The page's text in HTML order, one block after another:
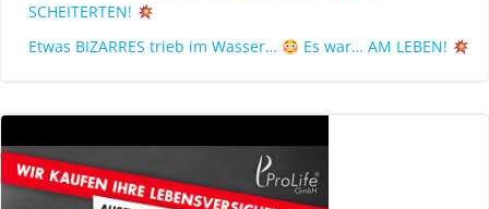
SCHEITERTEN!
Etwas BIZARRES trieb im Wasser…
Es war… AM LEBEN!